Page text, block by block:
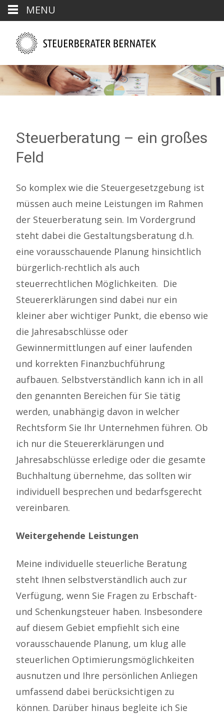
Steuerberatung – ein großes
Feld
So komplex wie die Steuergesetzgebung ist
müssen auch meine Leistungen im Rahmen
der Steuerberatung sein. Im Vordergrund
steht dabei die Gestaltungsberatung d.h.
eine vorausschauende Planung hinsichtlich
bürgerlich-rechtlich als auch
steuerrechtlichen Möglichkeiten. Die
Steuererklärungen sind dabei nur ein
kleiner aber wichtiger Punkt, die ebenso wie
die Jahresabschlüsse oder
Gewinnermittlungen auf einer laufenden
und korrekten Finanzbuchführung
aufbauen. Selbstverständlich kann ich in all
den genannten Bereichen für Sie tätig
werden, unabhängig davon in welcher
Rechtsform Sie Ihr Unternehmen führen. Ob
ich nur die Steuererklärungen und
Jahresabschlüsse erledige oder die gesamte
Buchhaltung übernehme, das sollten wir
individuell besprechen und bedarfsgerecht
vereinbaren.
Weitergehende Leistungen
Meine individuelle steuerliche Beratung
steht Ihnen selbstverständlich auch zur
Verfügung, wenn Sie Fragen zu Erbschaft-
und Schenkungsteuer haben. Insbesondere
auf diesem Gebiet empfiehlt sich eine
vorausschauende Planung, um klug alle
steuerlichen Optimierungsmöglichkeiten
ausnutzen und Ihre persönlichen Anliegen
umfassend dabei berücksichtigen zu
können. Darüber hinaus begleite ich Sie
MENU